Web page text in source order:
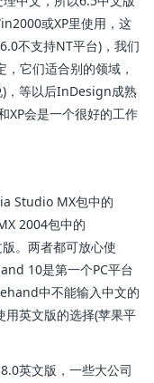
或XP里使用，这
不支持NT平台)，我们
它们适合别的领域，
，等以后InDesign成熟
XP会是一个很好的工作
Studio MX包中的
2004包中的
。两者都可放心使
10是第一个PC平台
中不能输入中文的
用英文版的选择(苹果平
英文版，一些大公司